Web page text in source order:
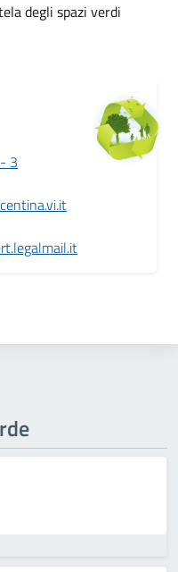
degli spazi verdi
3